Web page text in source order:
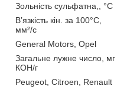
Зольність сульфатна,, °С
В’язкість кін. за 100°С,
мм²/с
General Motors, Opel
Загальне лужне число, мг
КОН/г
Peugeot, Citroen, Renault